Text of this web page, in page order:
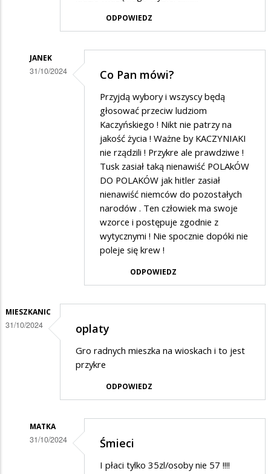
ODPOWIEDZ
JANEK
31/10/2024
daleko......
Co Pan mówi?
Przyjdą wybory i wszyscy będą
głosować przeciw ludziom
Kaczyńskiego ! Nikt nie patrzy na
jakość życia ! Ważne by KACZYNIAKI
nie rządzili ! Przykre ale prawdziwe !
Tusk zasiał taką nienawiść POLAkÓW
DO POLAKÓW jak hitler zasiał
nienawiść niemców do pozostałych
narodów . Ten człowiek ma swoje
wzorce i postępuje zgodnie z
wytycznymi ! Nie spocznie dopóki nie
poleje się krew !
ODPOWIEDZ
MIESZKANIC
31/10/2024 oplaty
Gro radnych mieszka na wioskach i to jest
przykre
ODPOWIEDZ
MATKA
31/10/2024 Śmieci
I płaci tylko 35zl/osoby nie 57 !!!!